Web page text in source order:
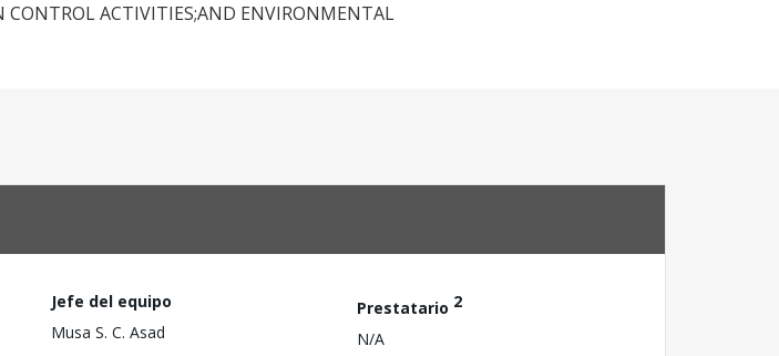
ACTIVITIES;AND ENVIRONMENTAL
Jefe del equipo
Musa S. C. Asad
Prestatario 2
N/A